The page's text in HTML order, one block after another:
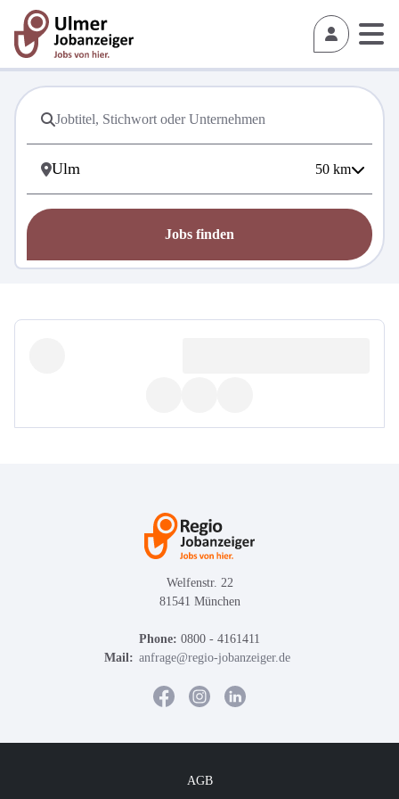
50 km
Jobs finden
Welfenstr. 22
81541 München
Phone: 0800 - 4161411
Mail: anfrage@regio-jobanzeiger.de
AGB